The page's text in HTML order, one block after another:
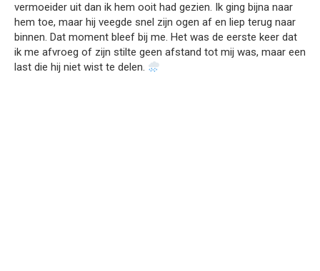
vermoeider uit dan ik hem ooit had gezien. Ik ging bijna naar
hem toe, maar hij veegde snel zijn ogen af en liep terug naar
binnen. Dat moment bleef bij me. Het was de eerste keer dat
ik me afvroeg of zijn stilte geen afstand tot mij was, maar een
last die hij niet wist te delen.